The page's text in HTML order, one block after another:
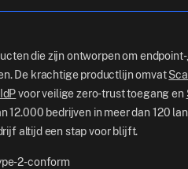
die zijn ontworpen om
De krachtige productlijn omvat
voor veilige zero-trust toegang en
bedrijven in meer dan 120
altijd een stap voor blijft.
2-conform